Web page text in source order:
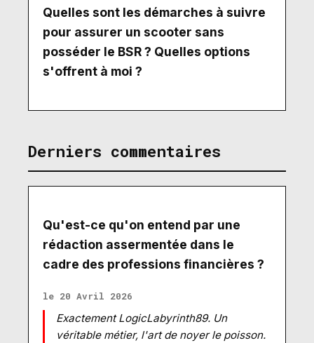
Quelles sont les démarches à suivre
pour assurer un scooter sans
posséder le BSR ? Quelles options
s'offrent à moi ?
Derniers commentaires
Qu'est-ce qu'on entend par une
rédaction assermentée dans le
cadre des professions financières ?
le 20 Avril 2026
Exactement LogicLabyrinth89. Un
véritable métier, l'art de noyer le poisson.